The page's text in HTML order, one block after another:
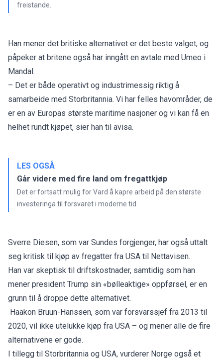
freistande.
Han mener det britiske alternativet er det beste valget, og
påpeker at britene også har inngått en avtale med Umeo i
Mandal.
– Det er både operativt og industrimessig riktig å
samarbeide med Storbritannia. Vi har felles havområder, de
er en av Europas største maritime nasjoner og vi kan få en
helhet rundt kjøpet, sier han til avisa.
LES OGSÅ
Går videre med fire land om fregattkjøp
Det er fortsatt mulig for Vard å kapre arbeid på den største
investeringa til forsvaret i moderne tid.
Sverre Diesen, som var Sundes forgjenger, har også uttalt
seg kritisk til kjøp av fregatter fra USA til Nettavisen.
Han var skeptisk til driftskostnader, samtidig som han
mener president Trump sin «bølleaktige» oppførsel, er en
grunn til å droppe dette alternativet.
Haakon Bruun-Hanssen, som var forsvarssjef fra 2013 til
2020, vil ikke utelukke kjøp fra USA – og mener alle de fire
alternativene er gode.
I tillegg til Storbritannia og USA, vurderer Norge også et